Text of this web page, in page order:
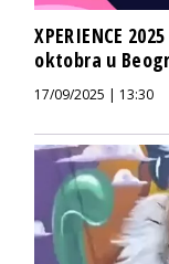
XPERIENCE
oktobra u
17/09/2025 | 13:30